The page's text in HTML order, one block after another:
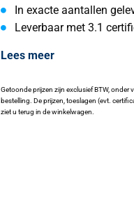
In exacte aantallen
Leverbaar met 3.1
Lees meer
Getoonde prijzen zijn exclusief BTW,
bestelling. De prijzen, toeslagen (evt.
ziet u terug in de winkelwagen.